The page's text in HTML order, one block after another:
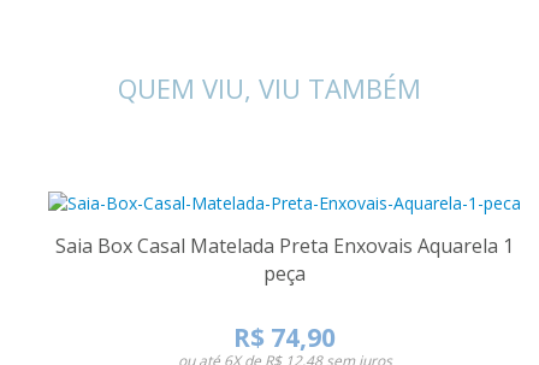
QUEM VIU, VIU TAMBÉM
Saia Box Casal Matelada Preta Enxovais Aquarela 1
peça
R$ 74,90